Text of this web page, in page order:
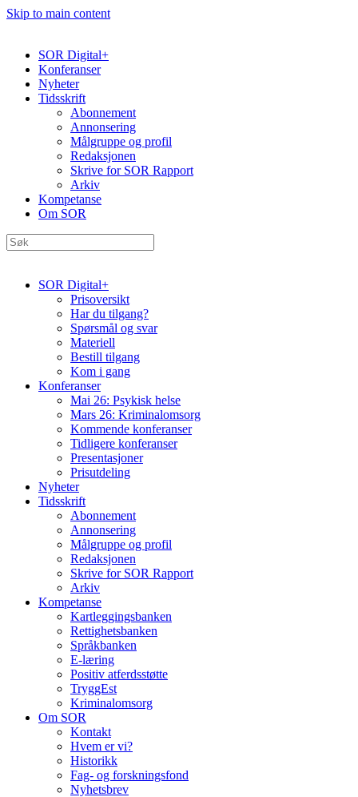
Skip to main content
SOR Digital+
Konferanser
Nyheter
Tidsskrift
Abonnement
Annonsering
Målgruppe og profil
Redaksjonen
Skrive for SOR Rapport
Arkiv
Kompetanse
Om SOR
SOR Digital+
Prisoversikt
Har du tilgang?
Spørsmål og svar
Materiell
Bestill tilgang
Kom i gang
Konferanser
Mai 26: Psykisk helse
Mars 26: Kriminal­omsorg
Kommende konferanser
Tidligere konferanser
Presentasjoner
Prisutdeling
Nyheter
Tidsskrift
Abonnement
Annonsering
Målgruppe og profil
Redaksjonen
Skrive for SOR Rapport
Arkiv
Kompetanse
Kartleggingsbanken
Rettighetsbanken
Språkbanken
E-læring
Positiv atferdsstøtte
TryggEst
Kriminalomsorg
Om SOR
Kontakt
Hvem er vi?
Historikk
Fag- og forskningsfond
Nyhetsbrev